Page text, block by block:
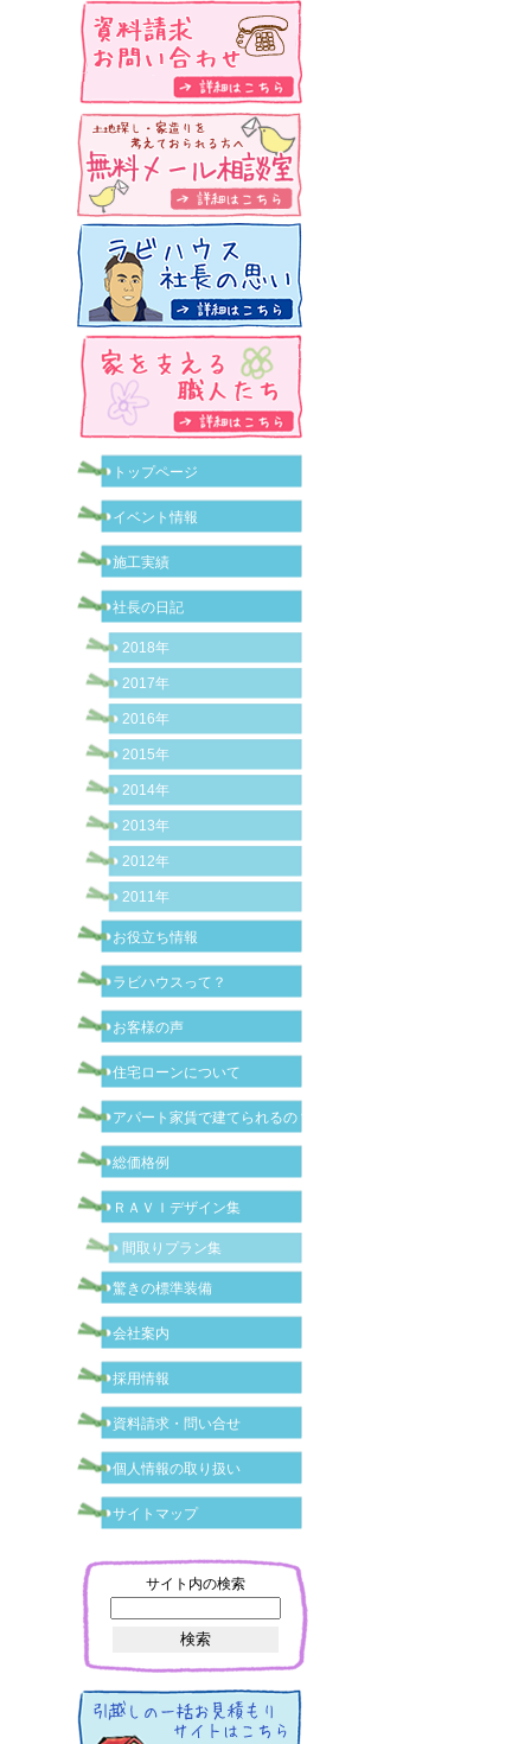
トップページ
イベント情報
施工実績
社長の日記
2018年
2017年
2016年
2015年
2014年
2013年
2012年
2011年
お役立ち情報
ラビハウスって？
お客様の声
住宅ローンについて
アパート家賃で建てられるの？
総価格例
ＲＡＶＩデザイン集
間取りプラン集
驚きの標準装備
会社案内
採用情報
資料請求・問い合せ
個人情報の取り扱い
サイトマップ
サイト内の検索